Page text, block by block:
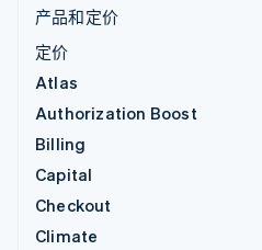
产品和定价
定价
Atlas
Authorization Boost
Billing
Capital
Checkout
Climate